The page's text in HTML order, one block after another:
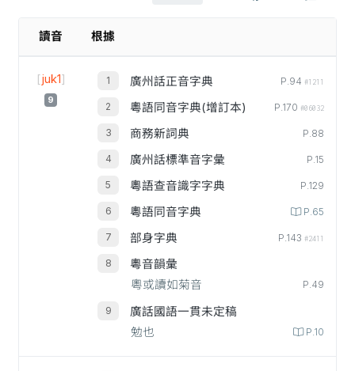
讀音 根據
[juk1]
9
廣州話正音字典 P.94 #1211
粵語同音字典(增訂本) P.170 #06032
商務新詞典 P.88
廣州話標準音字彙 P.15
粵語查音識字字典 P.129
粵語同音字典 P.65
部身字典 P.143 #2411
粵音韻彙
粵或讀如菊音
P.49
廣話國語一貫未定稿
勉也
P.10